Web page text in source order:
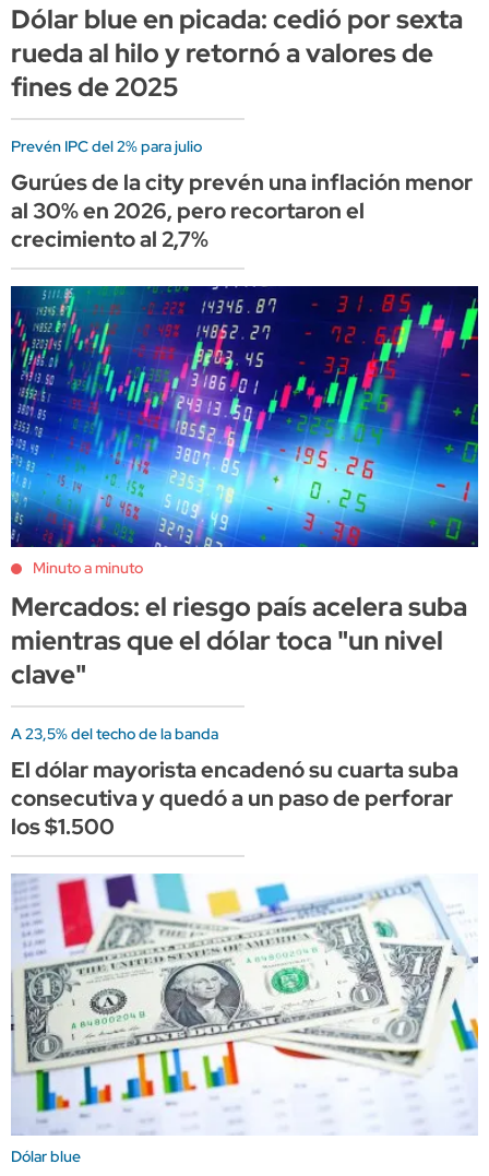
Dólar blue en picada: cedió por sexta
rueda al hilo y retornó a valores de
fines de 2025
Prevén IPC del 2% para julio
Gurúes de la city prevén una inflación menor
al 30% en 2026, pero recortaron el
crecimiento al 2,7%
Minuto a minuto
Mercados: el riesgo país acelera suba
mientras que el dólar toca "un nivel
clave"
A 23,5% del techo de la banda
El dólar mayorista encadenó su cuarta suba
consecutiva y quedó a un paso de perforar
los $1.500
Dólar blue